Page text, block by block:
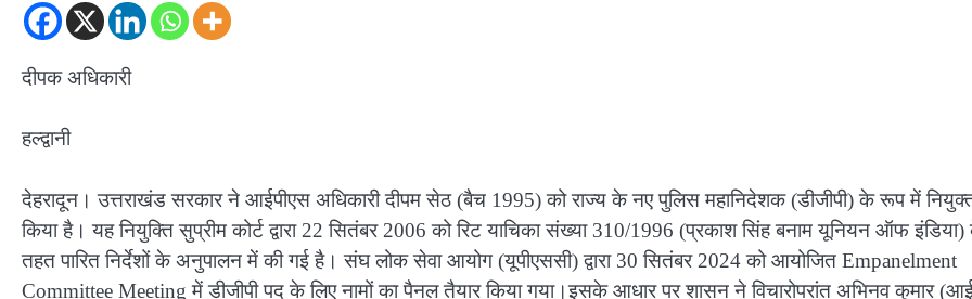
दीपक अधिकारी
हल्द्वानी
देहरादून। उत्तराखंड सरकार ने आईपीएस अधिकारी दीपम सेठ (बैच 1995) को राज्य के नए पुलिस महानिदेशक (डीजीपी) के रूप में
किया है। यह नियुक्ति सुप्रीम कोर्ट द्वारा 22 सितंबर 2006 को रिट याचिका संख्या 310/1996 (प्रकाश सिंह बनाम यूनियन ऑफ
तहत पारित निर्देशों के अनुपालन में की गई है। संघ लोक सेवा आयोग (यूपीएससी) द्वारा 30 सितंबर 2024 को आयोजित Empanelment
Committee Meeting में डीजीपी पद के लिए नामों का पैनल तैयार किया गया।इसके आधार पर शासन ने विचारोपरांत अभिनव कुमार